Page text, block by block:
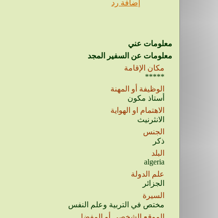
إضافة رد
معلومات عني
معلومات عن السفير المجد
مكان الإقامة
*****
الوظيفة أو المهنة
أستاذ مكون
الاهتمام او الهواية
الانثرنيث
الجنس
ذكر
البلد
algeria
علم الدولة
الجزائر
السيرة
مختص في التربية وعلم النفس